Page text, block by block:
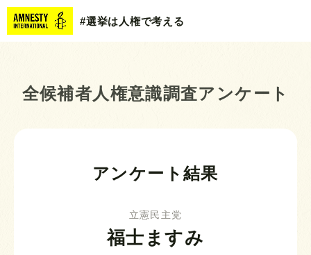
#選挙は人権で考える
全候補者人権意識調査アンケート
アンケート結果
立憲民主党
福士ますみ